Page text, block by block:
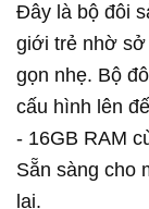
Đây là bộ đôi
giới trẻ nhờ
gọn nhẹ. Bộ
cấu hình lên
- 16GB RAM
Sẵn sàng cho
lai.